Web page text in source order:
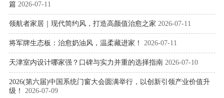
篇 2026-07-11
领航者家居｜现代简约风，打造高颜值治愈之家 2026-07-11
将军牌生态板：治愈奶油风，温柔藏进家！ 2026-07-11
天津室内设计哪家强？口碑与实力并重的选择指南 2026-07-10
2026(第六届)中国系统门窗大会圆满举行，以创新引领产业价值升
级！
2026-07-09